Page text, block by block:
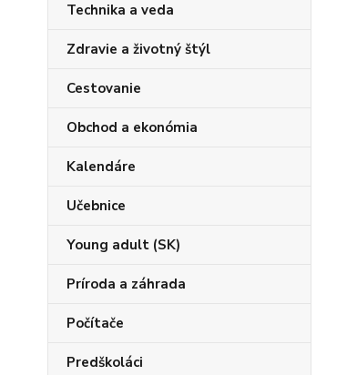
Technika a veda
Zdravie a životný štýl
Cestovanie
Obchod a ekonómia
Kalendáre
Učebnice
Young adult (SK)
Príroda a záhrada
Počítače
Predškoláci